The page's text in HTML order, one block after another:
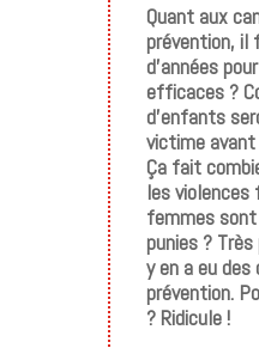
Quant aux
prévention, il
d’années
efficaces ?
d’enfants
victime avant
Ça fait
les
femmes
punies ?
y en a eu des
prévention.
? Ridicule !